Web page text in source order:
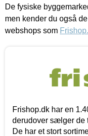
De fysiske
men kender du også
webshops som
Frishop.dk har en
derudover sælger de
De har et stort